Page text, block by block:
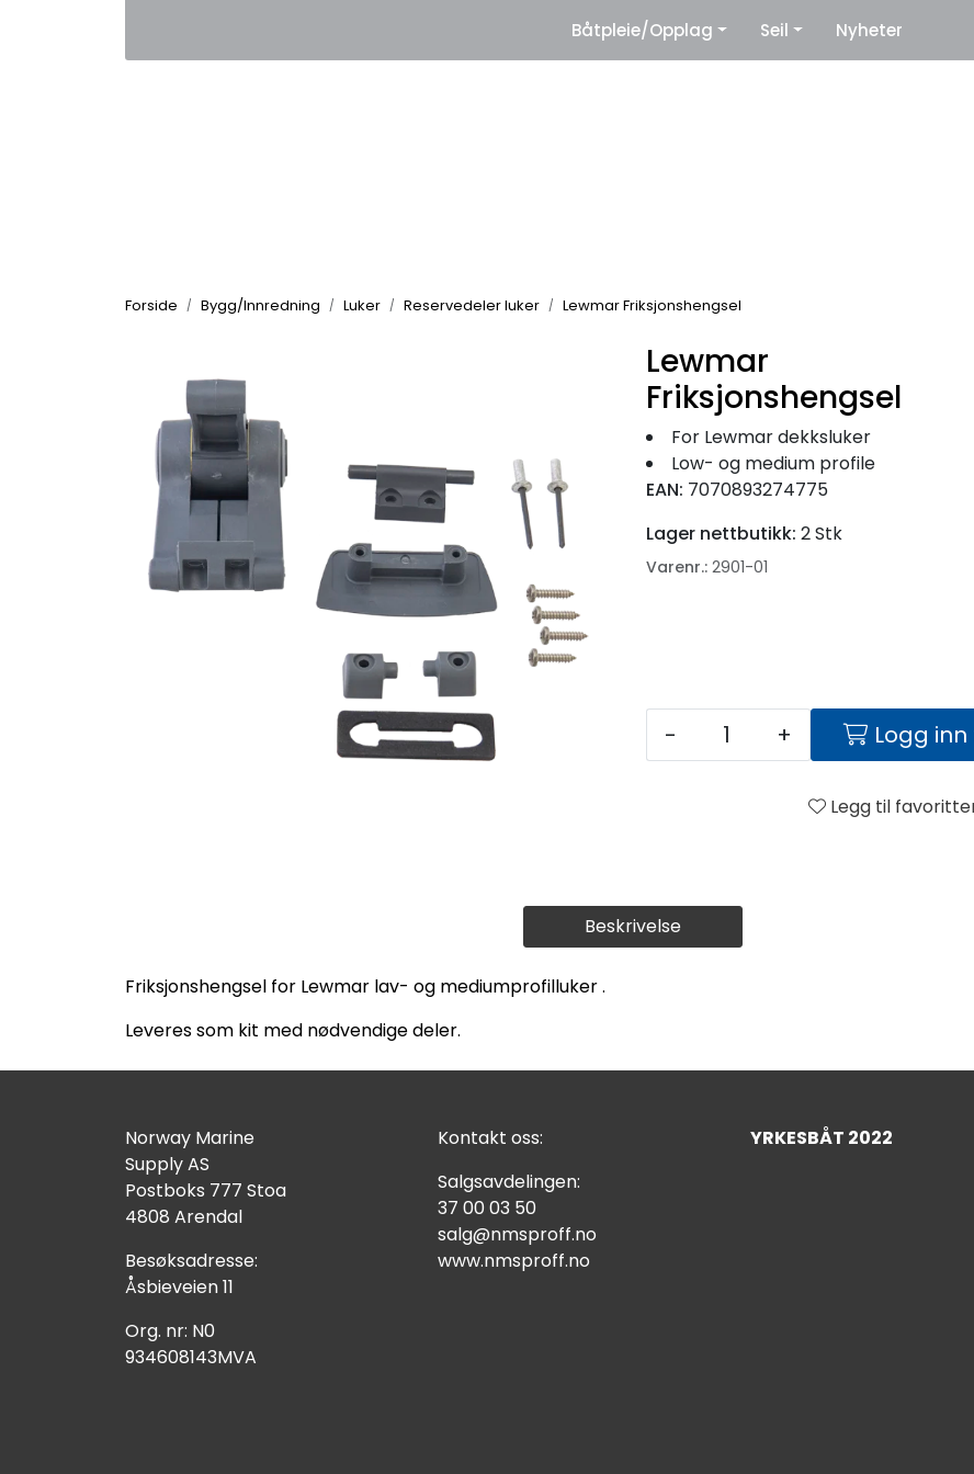
Leverandører
Båtpleie/Opplag Seil Nyheter
Forside Bygg/Innredning Luker Reservedeler luker Lewmar Friksjonshengsel
Beskrivelse
Friksjonshengsel for Lewmar lav- og mediumprofilluker .
Leveres som kit med nødvendige deler.
Lewmar
Friksjonshengsel
For Lewmar dekksluker
Low- og medium profile
EAN: 7070893274775
Lager nettbutikk: 2 Stk
Varenr.: 2901-01
- + Logg
Legg til
Norway Marine
Supply AS
Postboks 777 Stoa
4808 Arendal
Besøksadresse:
Åsbieveien 11
Org. nr: N0
934608143MVA
Kontakt oss:
Salgsavdelingen:
37 00 03 50
salg@nmsproff.no
www.nmsproff.no
YRKESBÅT 2022